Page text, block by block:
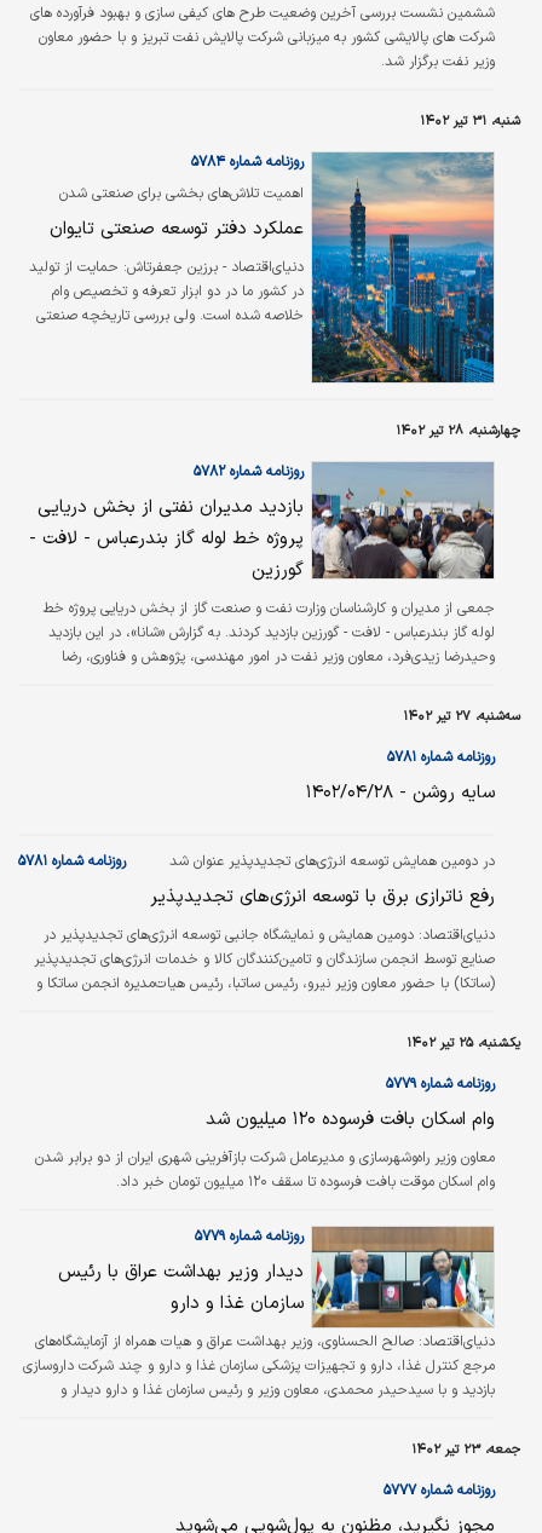
ششمین نشست بررسی آخرین وضعیت طرح های کیفی سازی و بهبود فرآورده های
شرکت های پالایشی کشور به میزبانی شرکت پالایش نفت تبریز و با حضور معاون
وزیر نفت برگزار شد.
شنبه، ۳۱ تیر ۱۴۰۲
اهمیت تلاش‌های بخشی برای صنعتی شدن
روزنامه شماره ۵۷۸۴
عملکرد دفتر توسعه صنعتی تایوان
دنیای‌اقتصاد - برزین جعفرتاش: حمایت از تولید
در کشور ما در دو ابزار تعرفه و تخصیص وام
خلاصه شده است. ولی بررسی تاریخچه صنعتی
چهارشنبه، ۲۸ تیر ۱۴۰۲
روزنامه شماره ۵۷۸۲
بازدید مدیران نفتی از بخش دریایی
پروژه خط لوله گاز بندرعباس - لافت -
گورزین
جمعی از مدیران و کارشناسان وزارت نفت و صنعت گاز از بخش دریایی پروژه خط
لوله گاز بندرعباس - لافت - گورزین بازدید کردند. به گزارش «شانا»، در این بازدید
وحیدرضا زیدی‌‌‌‌‌‌‌فرد، معاون وزیر نفت در امور مهندسی، پژوهش و فناوری، رضا
انرژی سازمان پدافند غیرعامل کشور و جمعی از مدیران و کارشناسان شرکت‌های تابع
وزارت نفت حضور داشتند و از بخش دریایی پروژه احداث خط لوله گاز بندرعباس -
لافت - گورزین بازدید کردند.
سه‌شنبه، ۲۷ تیر ۱۴۰۲
روزنامه شماره ۵۷۸۱
سایه روشن - ۱۴۰۲/۰۴/۲۸
در دومین همایش توسعه انرژی‏‏‌های تجدیدپذیر عنوان شد روزنامه شماره ۵۷۸۱
رفع ناترازی برق با توسعه انرژی‏‏‌های تجدیدپذیر
دنیای‌اقتصاد: دومین همایش و نمایشگاه جانبی توسعه انرژی‌‌‌های تجدیدپذیر در
صنایع توسط انجمن سازندگان و تامین‌‌‌کنندگان کالا و خدمات انرژی‌‌‌های تجدیدپذیر
(ساتکا) با حضور معاون وزیر نیرو، رئیس ساتبا، رئیس هیات‌مدیره انجمن ساتکا و
در تهران برگزار شد. در این همایش با حضور مسوولان این حوزه از تمبر گرامیداشت
این همایش با حضور کارشناسان و دست‌‌‌اندرکاران این…
یکشنبه، ۲۵ تیر ۱۴۰۲
روزنامه شماره ۵۷۷۹
وام اسکان بافت فرسوده ۱۲۰ میلیون شد
معاون وزیر راه‌وشهرسازی و مدیرعامل شرکت بازآفرینی شهری ایران از دو برابر شدن
وام اسکان موقت بافت فرسوده تا سقف ۱۲۰ میلیون تومان خبر داد.
روزنامه شماره ۵۷۷۹
دیدار وزیر بهداشت عراق با رئیس
سازمان غذا و دارو
دنیای‌اقتصاد: صالح الحسناوی، وزیر بهداشت عراق و هیات همراه از آزمایشگاه‌‌‌‌‌‌های
مرجع کنترل غذا، دارو و تجهیزات پزشکی سازمان غذا و دارو و چند شرکت داروسازی
بازدید و با سیدحیدر محمدی، معاون وزیر و رئیس سازمان غذا و دارو دیدار و
جمعه، ۲۳ تیر ۱۴۰۲
روزنامه شماره ۵۷۷۷
مجوز نگیرید، مظنون به پول‌شویی می‌شوید